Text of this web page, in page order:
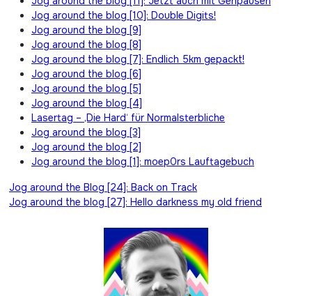
Jog around the blog [10]: Double Digits!
Jog around the blog [9]
Jog around the blog [8]
Jog around the blog [7]: Endlich 5km gepackt!
Jog around the blog [6]
Jog around the blog [5]
Jog around the blog [4]
Lasertag – ‚Die Hard‘ für Normalsterbliche
Jog around the blog [3]
Jog around the blog [2]
Jog around the blog [1]: moep0rs Lauftagebuch
Beitragsnavigation
Jog around the Blog [24]: Back on Track
Jog around the blog [27]: Hello darkness my old friend